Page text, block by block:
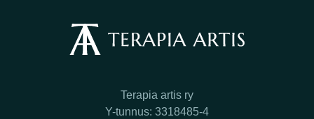
Terapia artis ry
Y-tunnus: 3318485-4